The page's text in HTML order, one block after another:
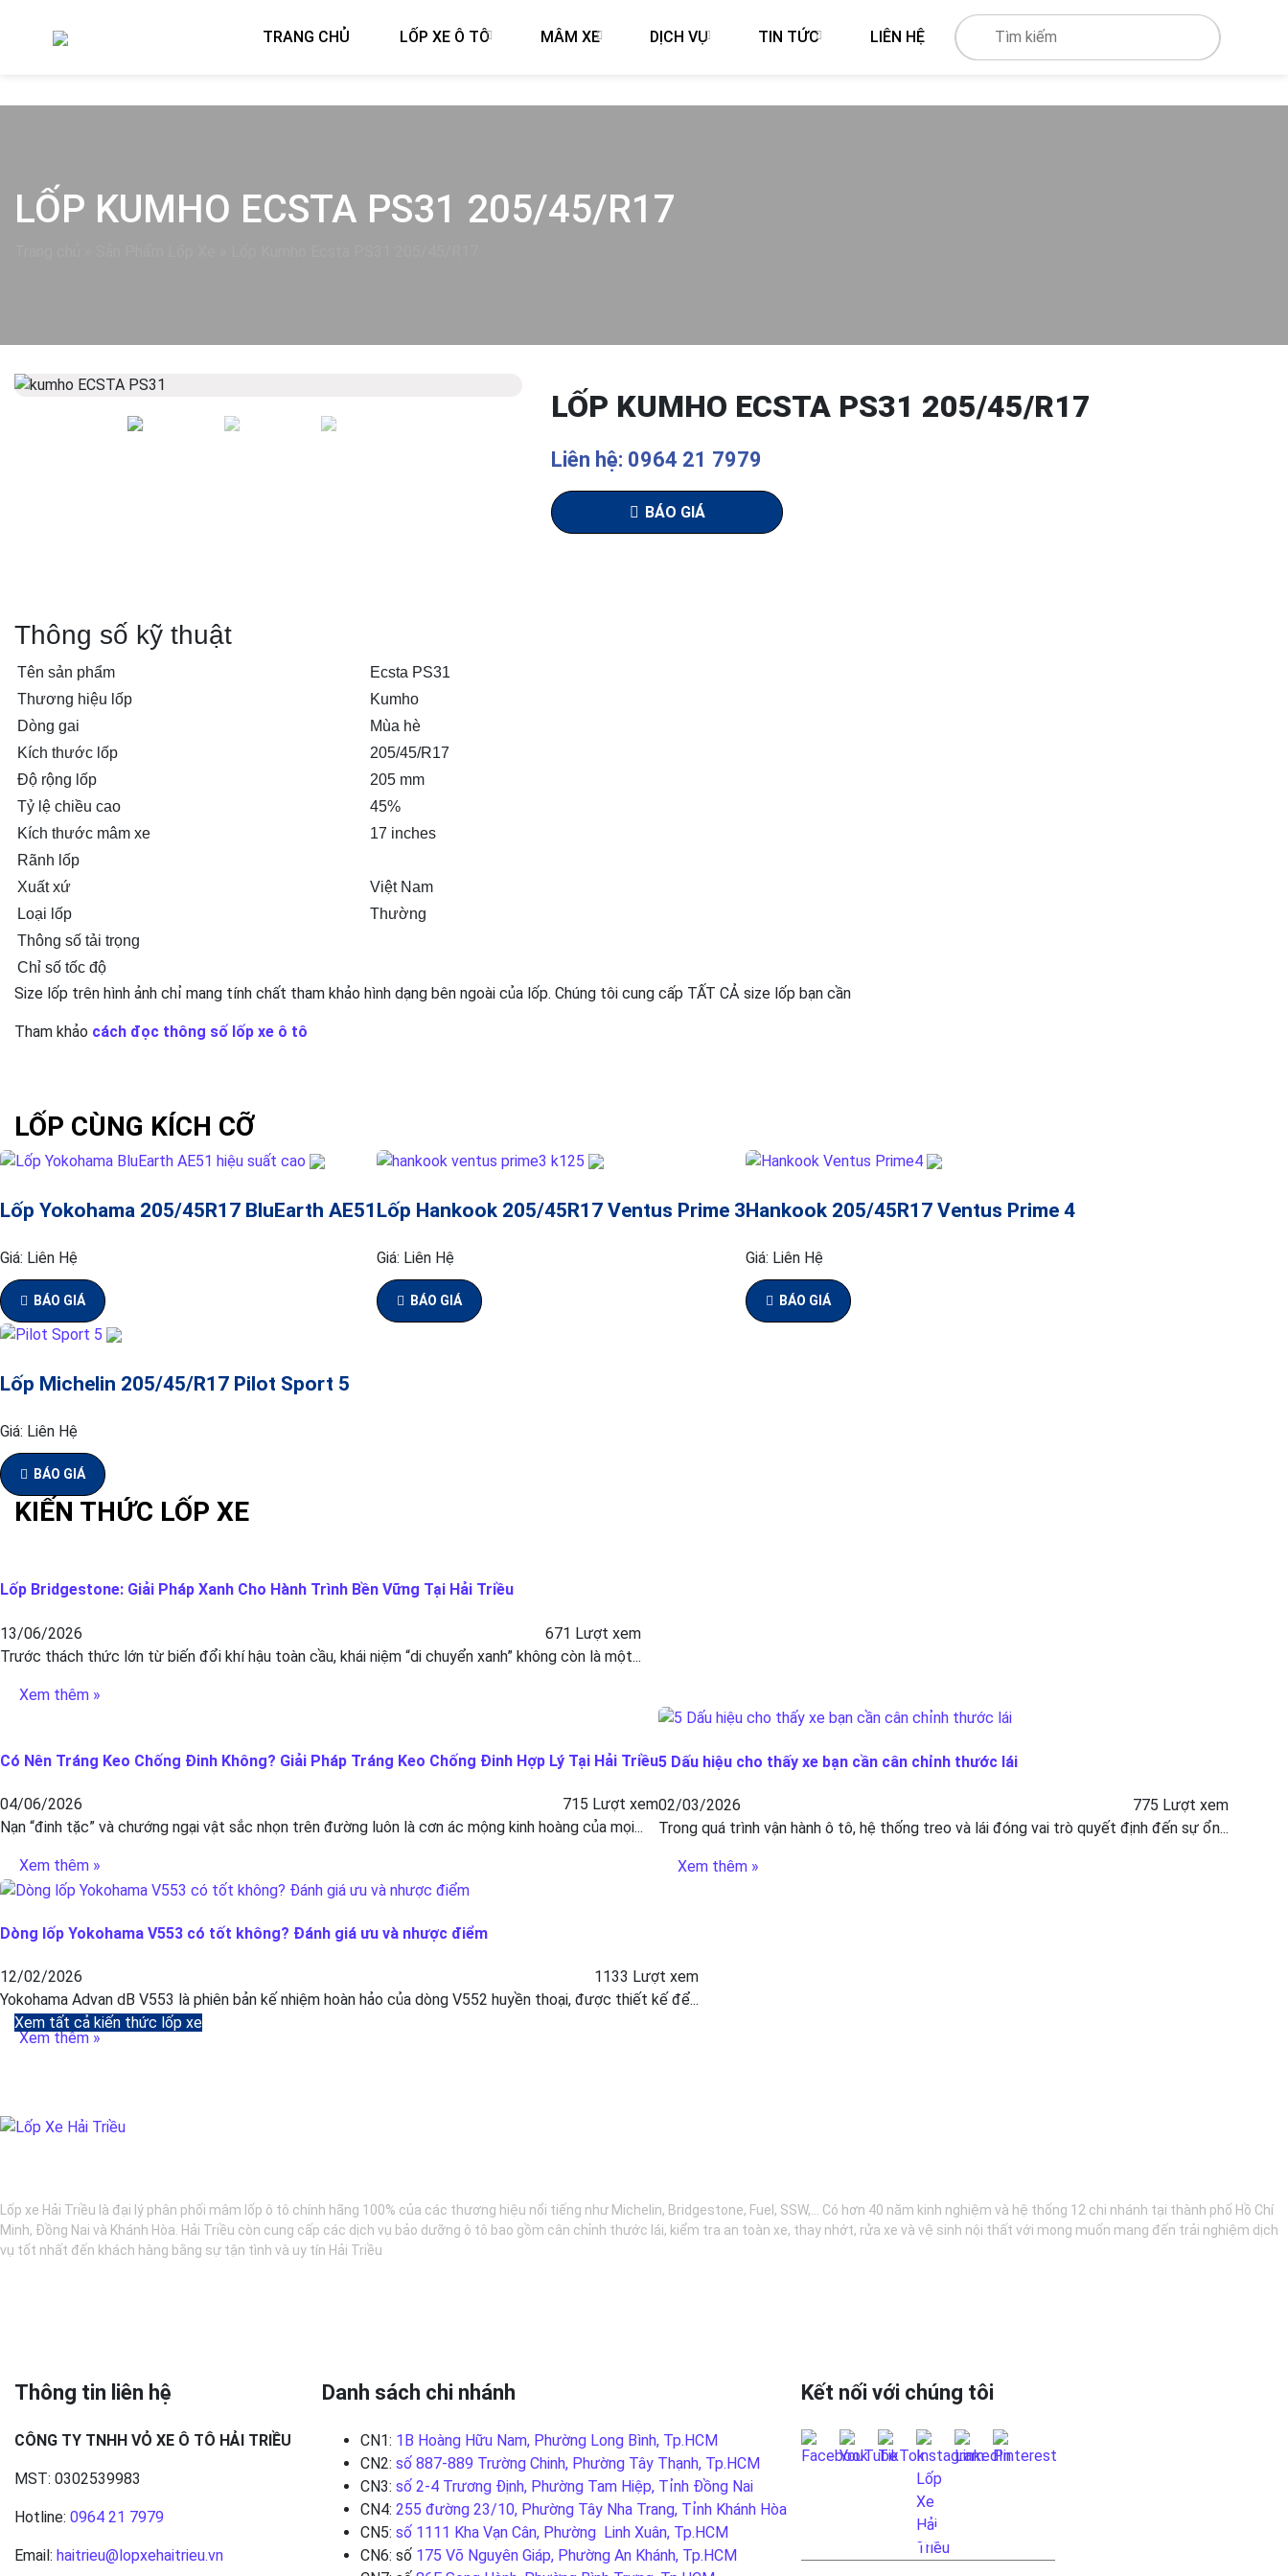
TRANG CHỦ LỐP XE Ô TÔ MÂM XE DỊCH VỤ TIN TỨC LIÊN HỆ
LỐP KUMHO ECSTA PS31 205/45/R17
LỐP KUMHO ECSTA PS31 205/45/R17
Liên hệ: 0964 21 7979
BÁO GIÁ
Thông số kỹ thuật
Tên sản phẩm
Ecsta PS31
Thương hiệu lốp
Kumho
Dòng gai
Mùa hè
Kích thước lốp
205/45/R17
Độ rộng lốp
205 mm
Tỷ lệ chiều cao
45%
Kích thước mâm xe
17 inches
Rãnh lốp
Xuất xứ
Việt Nam
Loại lốp
Thường
Thông số tải trọng
Chỉ số tốc độ
Size lốp trên hình ảnh chỉ mang tính chất tham khảo hình dạng bên ngoài của lốp. Chúng tôi cung cấp TẤT CẢ size lốp bạn cần
Tham khảo cách đọc thông số lốp xe ô tô
LỐP CÙNG KÍCH CỠ
Lốp Yokohama 205/45R17 BluEarth AE51
Giá: Liên Hệ
BÁO GIÁ
Lốp Hankook 205/45R17 Ventus Prime 3
Giá: Liên Hệ
BÁO GIÁ
Hankook 205/45R17 Ventus Prime 4
Giá: Liên Hệ
BÁO GIÁ
Lốp Michelin 205/45/R17 Pilot Sport 5
Giá: Liên Hệ
BÁO GIÁ
KIẾN THỨC LỐP XE
Lốp Bridgestone: Giải Pháp Xanh Cho Hành Trình Bền Vững Tại Hải Triều
13/06/2026
671 Lượt xem
Trước thách thức lớn từ biến đổi khí hậu toàn cầu, khái niệm “di chuyển xanh” không còn là một...
Xem thêm »
Có Nên Tráng Keo Chống Đinh Không? Giải Pháp Tráng Keo Chống Đinh Hợp Lý Tại Hải Triều
04/06/2026
715 Lượt xem
Nạn “đinh tặc” và chướng ngại vật sắc nhọn trên đường luôn là cơn ác mộng kinh hoàng của mọi...
Xem thêm »
5 Dấu hiệu cho thấy xe bạn cần cân chỉnh thước lái
02/03/2026
775 Lượt xem
Trong quá trình vận hành ô tô, hệ thống treo và lái đóng vai trò quyết định đến sự ổn...
Xem thêm »
Dòng lốp Yokohama V553 có tốt không? Đánh giá ưu và nhược điểm
12/02/2026
1133 Lượt xem
Yokohama Advan dB V553 là phiên bản kế nhiệm hoàn hảo của dòng V552 huyền thoại, được thiết kế để...
Xem thêm »
Xem tất cả kiến thức lốp xe
Lốp xe Hải Triều là đại lý phân phối mâm lốp ô tô chính hãng 100% của các thương hiệu nổi tiếng như Michelin, Bridgestone, Fuel, SSW,... Có hơn 40 năm kinh nghiệm và hệ thống 12 chi nhánh tại thành phố Hồ Chí
Minh, Đồng Nai và Khánh Hòa. Hải Triều còn cung cấp các dịch vụ bảo dưỡng ô tô bao gồm cân chỉnh thước lái, kiểm tra an toàn xe, thay nhớt, rửa xe và vệ sinh nội thất với mong muốn mang đến trải nghiệm dịch
vụ tốt nhất đến khách hàng bằng sự tận tình và uy tín Hải Triều
Thông tin liên hệ
CÔNG TY TNHH VỎ XE Ô TÔ HẢI TRIỀU
MST: 0302539983
Hotline: 0964 21 7979
Email: haitrieu@lopxehaitrieu.vn
Danh sách chi nhánh
CN1: 1B Hoàng Hữu Nam, Phường Long Bình, Tp.HCM
CN2: số 887-889 Trường Chinh, Phường Tây Thạnh, Tp.HCM
CN3: số 2-4 Trương Định, Phường Tam Hiệp, Tỉnh Đồng Nai
CN4: 255 đường 23/10, Phường Tây Nha Trang, Tỉnh Khánh Hòa
CN5: số 1111 Kha Vạn Cân, Phường Linh Xuân, Tp.HCM
CN6: số 175 Võ Nguyên Giáp, Phường An Khánh, Tp.HCM
Kết nối với chúng tôi
LIÊN HỆ QUA FANPAGE